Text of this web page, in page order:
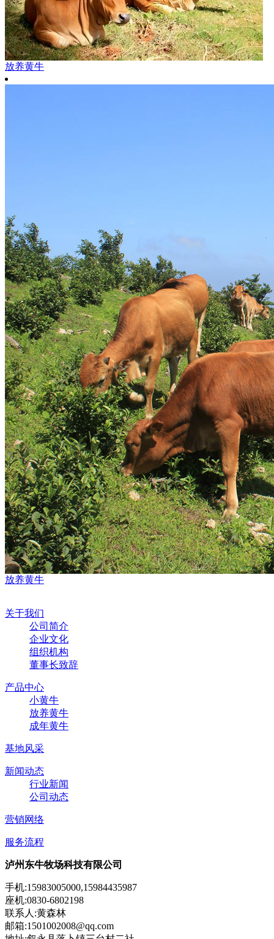
放养黄牛
放养黄牛
关于我们
公司简介
企业文化
组织机构
董事长致辞
产品中心
小黄牛
放养黄牛
成年黄牛
基地风采
新闻动态
行业新闻
公司动态
营销网络
服务流程
泸州东牛牧场科技有限公司
手机:15983005000,15984435987
座机:0830-6802198
联系人:黄森林
邮箱:1501002008@qq.com